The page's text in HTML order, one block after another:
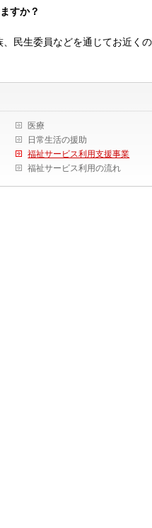
すか？
民生委員などを通じてお近く
医療
日常生活の援助
福祉サービス利用支援事業
福祉サービス利用の流れ